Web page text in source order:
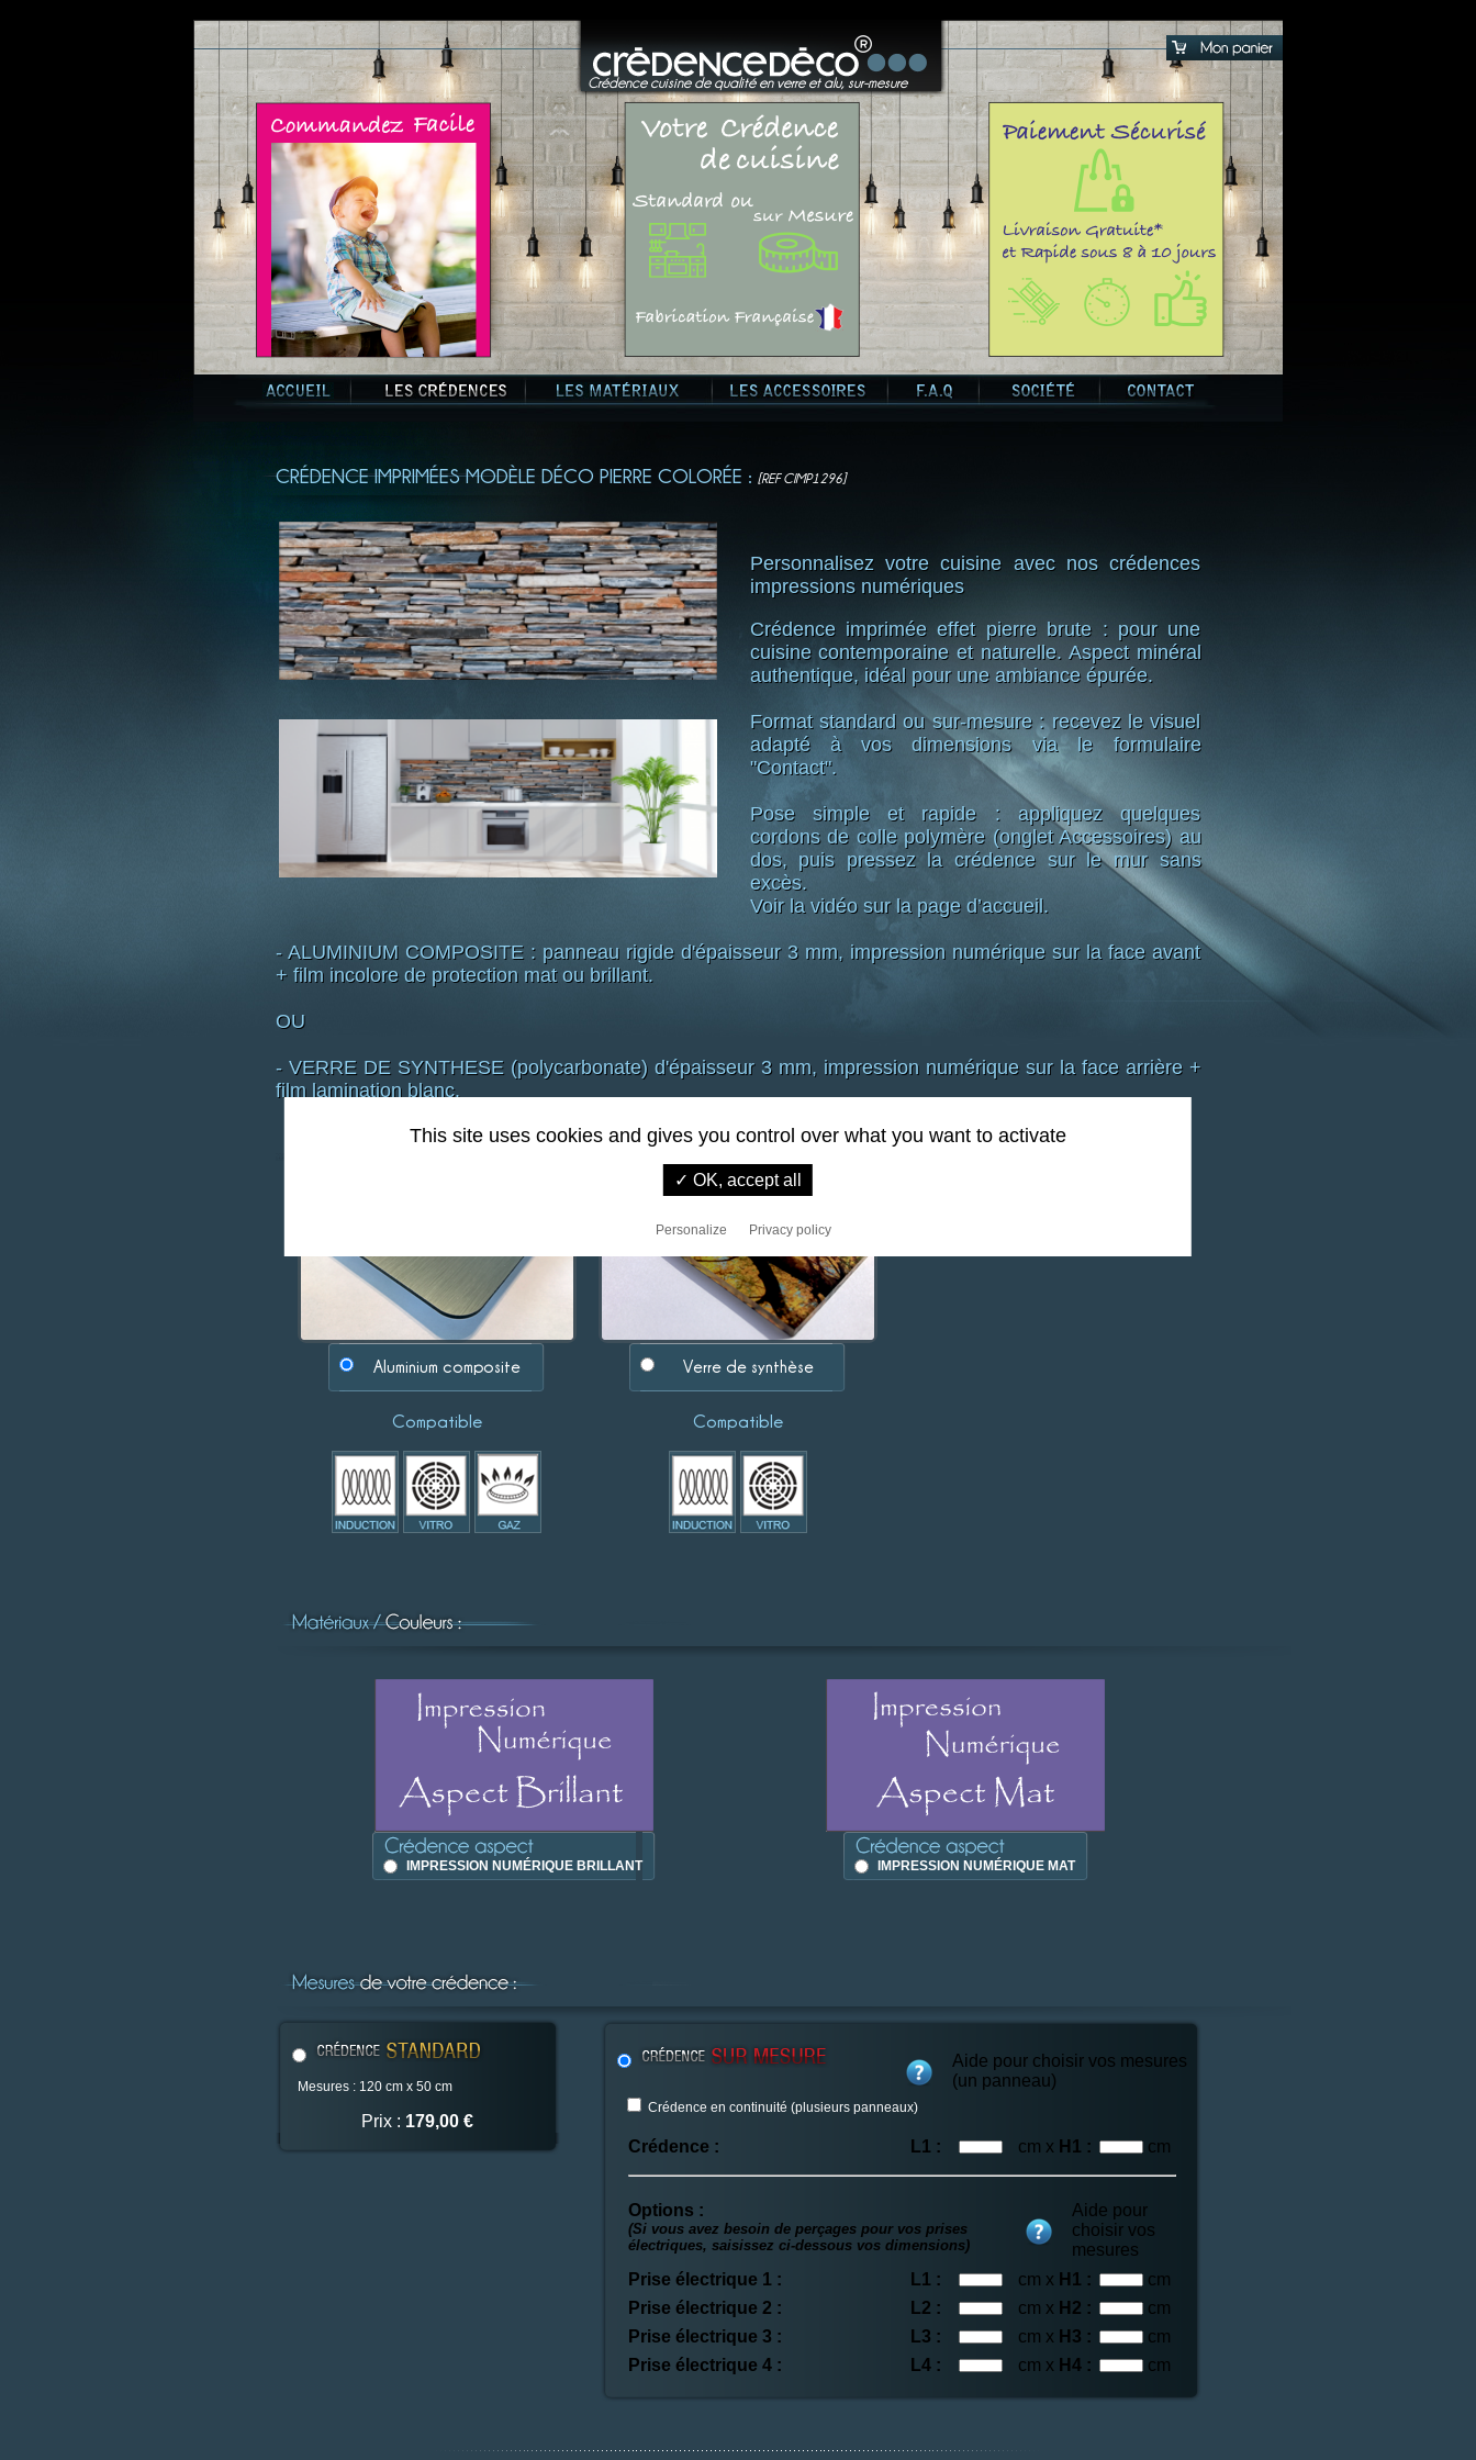
Crédence cuisine de qualité en verre et alu, sur-mesure
CRÉDENCE IMPRIMÉES MODÈLE DÉCO PIERRE COLORÉE : [REF CIMP1296]
Personnalisez votre cuisine avec nos crédences
impressions numériques
Crédence imprimée effet pierre brute : pour une
cuisine contemporaine et naturelle. Aspect minéral
authentique, idéal pour une ambiance épurée.
Format standard ou sur-mesure : recevez le visuel
adapté à vos dimensions via le formulaire
"Contact".
Pose simple et rapide : appliquez quelques
cordons de colle polymère (onglet Accessoires) au
dos, puis pressez la crédence sur le mur sans
excès.
Voir la vidéo sur la page d’accueil.
- ALUMINIUM COMPOSITE : panneau rigide d'épaisseur 3 mm, impression numérique sur la face avant
+ film incolore de protection mat ou brillant.
OU
- VERRE DE SYNTHESE (polycarbonate) d'épaisseur 3 mm, impression numérique sur la face arrière +
film lamination blanc.
Aluminium composite
Compatible
Verre de synthèse
Compatible
IMPRESSION NUMÉRIQUE BRILLANT IMPRESSION NUMÉRIQUE MAT
Mesures : 120 cm x 50 cm
Prix : 179,00 €
Aide pour choisir vos mesures
(un panneau)
Crédence en continuité (plusieurs panneaux)
Crédence : L1 : cm x H1 : cm
Options :
(Si vous avez besoin de perçages pour vos prises
électriques, saisissez ci-dessous vos dimensions)
Aide pour
choisir vos
mesures
Prise électrique 1 :
L1 : cm x H1 :
cm
Prise électrique 2 :
L2 : cm x H2 :
cm
Prise électrique 3 :
L3 : cm x H3 :
cm
Prise électrique 4 :
L4 : cm x H4 : cm
This site uses cookies and gives you control over what you want to activate
✓ OK, accept all
Personalize Privacy policy